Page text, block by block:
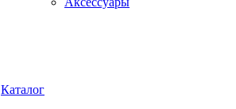
Каталог